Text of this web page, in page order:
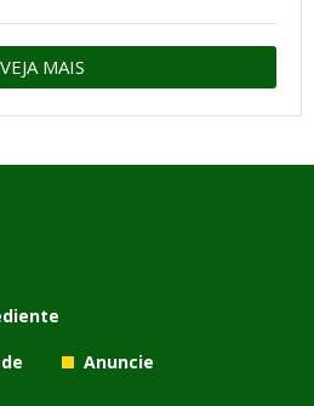
VEJA MAIS
Anuncie